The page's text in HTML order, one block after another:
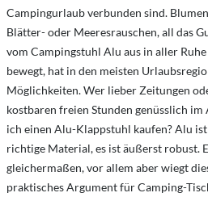
Campingurlaub verbunden sind.
Blätter- oder Meeresrauschen, all das
vom Campingstuhl Alu aus in aller
bewegt, hat in den meisten
Möglichkeiten. Wer lieber Zeitungen
kostbaren freien Stunden genüsslich
ich einen Alu-Klappstuhl kaufen? Alu
richtige Material, es ist äußerst robust.
gleichermaßen, vor allem aber wiegt
praktisches Argument für Camping-